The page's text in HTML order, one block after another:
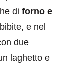
di forno e
e nel
due
laghetto e